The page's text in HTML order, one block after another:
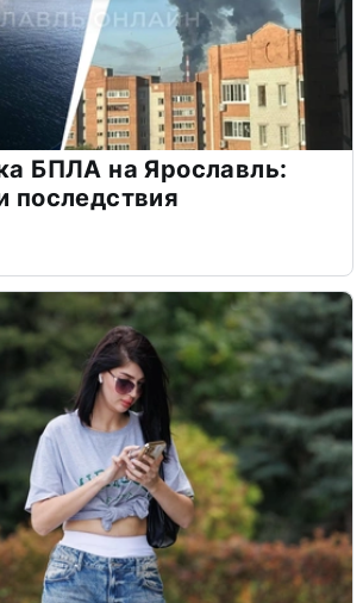
БПЛА на Ярославль:
последствия